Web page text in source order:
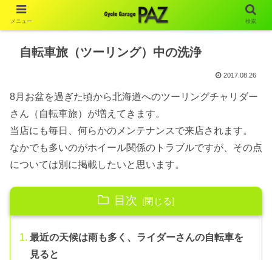
自転車旅（ツーリング）中の洗浄
2017.08.26
8月お盆を過ぎた頃から北海道へのツーリングチャリダー
さん（自転車旅）が増えてきます。
当店にも毎日、何らかのメンテナンスで来店されます。
なかでも多いのがホイール関係のトラブルですが、その点
については別に掲載したいと思います。
目次
最近の天候は雨も多く、ライダーさんの自転車を
見ると
メニュー 検索